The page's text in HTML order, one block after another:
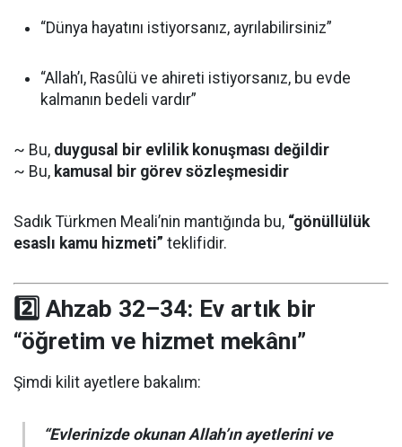
“Dünya hayatını istiyorsanız, ayrılabilirsiniz”
“Allah’ı, Rasûlü ve ahireti istiyorsanız, bu evde
kalmanın bedeli vardır”
~ Bu, duygusal bir evlilik konuşması değildir
~ Bu, kamusal bir görev sözleşmesidir
Sadık Türkmen Meali’nin mantığında bu, “gönüllülük
esaslı kamu hizmeti” teklifidir.
2️⃣ Ahzab 32–34: Ev artık bir
“öğretim ve hizmet mekânı”
Şimdi kilit ayetlere bakalım:
“Evlerinizde okunan Allah’ın ayetlerini ve